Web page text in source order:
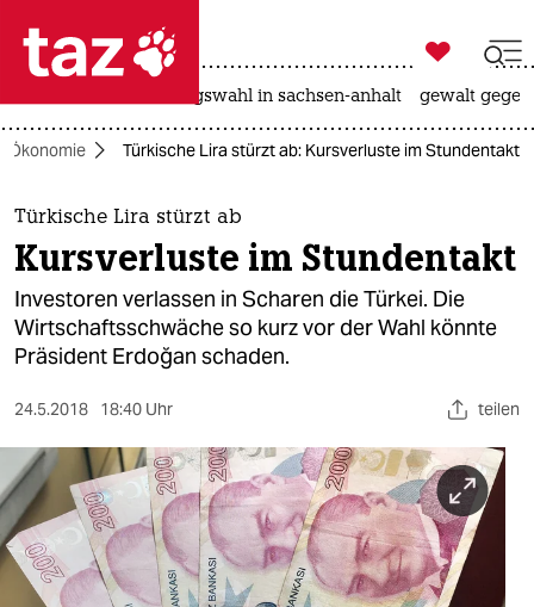
 taz zahl ich
taz zahl ich
themen
politik
öko
sport
berlin
nord

taz zahl ich
landtagswahl in sachsen-anhalt gewalt
Ökonomie Türkische Lira stürzt ab: Kursverluste im Stundentakt
Türkische Lira stürzt ab
Kursverluste im Stundentakt
Investoren verlassen in Scharen die Türkei. Die
Wirtschaftsschwäche so kurz vor der Wahl könnte
Präsident Erdoğan schaden.
24.5.2018 18:40 Uhr teilen